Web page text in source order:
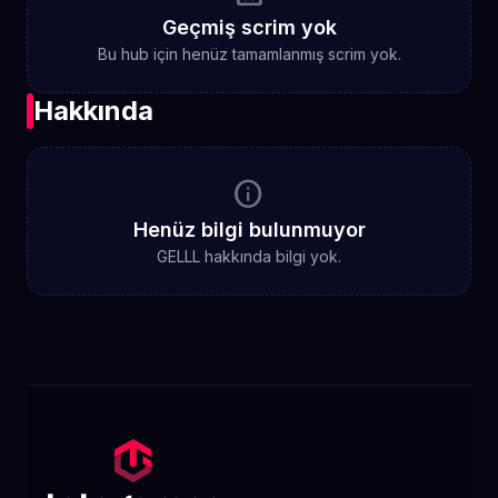
Geçmiş scrim yok
Bu hub için henüz tamamlanmış scrim yok.
Hakkında
info
Henüz bilgi bulunmuyor
GELLL hakkında bilgi yok.